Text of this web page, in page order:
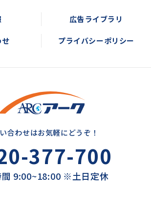
広告ライブラリ
せ プライバシーポリシー
合わせはお気軽にどうぞ！
377-700
間 9:00~18:00 ※土日定休